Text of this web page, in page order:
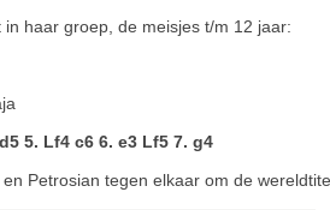
haar groep, de meisjes t/m 12 jaar:
5. Lf4 c6 6. e3 Lf5 7. g4
Petrosian tegen elkaar om de